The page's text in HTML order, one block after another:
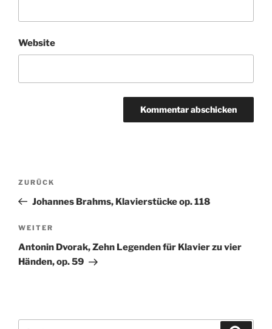
Website
Beitragsnavigation
Vorheriger
Beitrag
ZURÜCK
Johannes Brahms, Klavierstücke op. 118
Nächster
Beitrag
WEITER
Antonin Dvorak, Zehn Legenden für Klavier zu vier
Händen, op. 59